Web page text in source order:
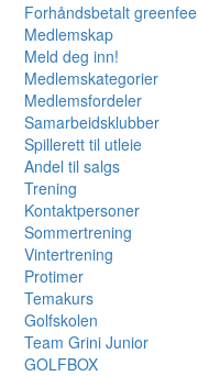
Forhåndsbetalt greenfee
Medlemskap
Meld deg inn!
Medlemskategorier
Medlemsfordeler
Samarbeidsklubber
Spillerett til utleie
Andel til salgs
Trening
Kontaktpersoner
Sommertrening
Vintertrening
Protimer
Temakurs
Golfskolen
Team Grini Junior
GOLFBOX